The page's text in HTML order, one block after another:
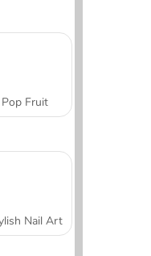
Pop Fruit
Nail Art